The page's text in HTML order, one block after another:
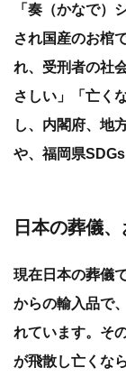
「奏（かなで）
され国産のお棺
れ、受刑者の社
さしい」「亡く
し、内閣府、地
や、福岡県
日本の葬儀
現在日本の葬儀
からの輸入品で
れています。そ
が飛散し亡くな